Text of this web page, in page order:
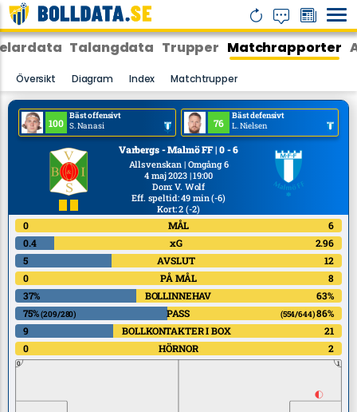
Talangdata Trupper Matchrapporter
Översikt Diagram Index Matchtrupper
Varbergs - Malmö FF | 0 - 6
Allsvenskan | Omgång 6
4 maj 2023 | 19:00
Dom:V. Wolf
Eff. speltid: 49 min(-6)
Kort: 2(-2)
100
Bäst offensivt
S. Nanasi
76
Bäst defensivt
L. Nielsen
0 MÅL
6
0.4
xG
2.96
5
AVSLUT
12
0
PÅ MÅL
8
37%
BOLLINNEHAV
63%
75%(209/280) PASS (554/644)86%
9
BOLLKONTAKTER I BOX
21
0
HÖRNOR 2
0 1